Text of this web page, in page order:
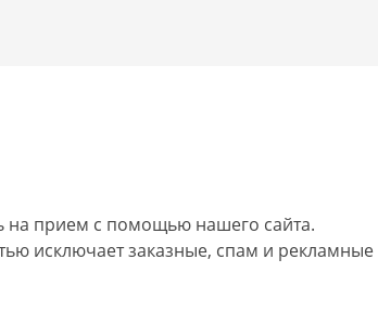
на прием с помощью нашего сайта.
исключает заказные, спам и